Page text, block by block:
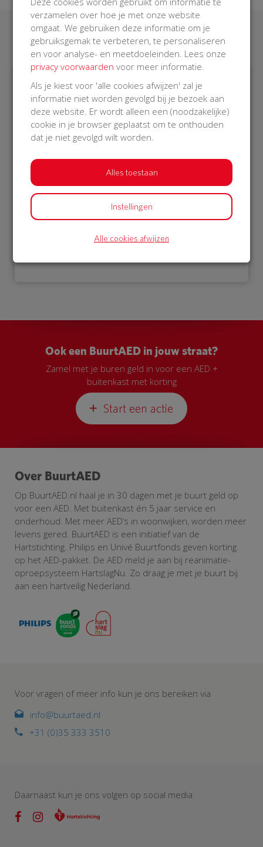
Laatste donaties
€ 1.052
Philips
16 Oct 2018
Bekijk alle donateurs
Ook een BuurtAED in jouw straat?
Zamel met je buren geld in voor een AED +
buitenkast met korting
Start een actie
Over BuurtAED
Op BuurtAED.nl haal je in 30 dagen met je buurt geld op
voor een AED. Met buitenkast én 5 jaar service en
onderhoud. Met meer AED’s in woonwijken, worden meer
levens gered. BuurtAED is een initiatief van de
Hartstichting. Philips en Univé Buurtfonds geven korting
op het AED-pakket. De AED meld je aan bij reanimatie-
oproepsysteem HartslagNu. Zo draag je met je buurt bij
aan een hartveilig Nederland.
Voor vragen of meer info kun je ons bereiken via
info@buurtaed.nl
+31 (0)35 333 3510
Daarnaast kun je ons volgen op social media
verzamelen over hoe je met onze website
omgaat. We gebruiken deze informatie om je
gebruiksgemak te verbeteren, te personaliseren
en voor analyse- en meetdoeleinden. Lees onze
privacy voorwaarden voor meer informatie.
Als je kiest voor 'alle cookies afwijzen' zal je
informatie niet worden gevolgd bij je bezoek aan
deze website. Er wordt alleen een (noodzakelijke)
cookie in je browser geplaatst om te onthouden
dat je niet gevolgd wilt worden.
Alles toestaan
Instellingen
Alle cookies afwijzen